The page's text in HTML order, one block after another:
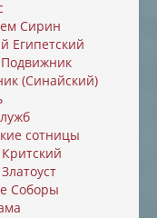
Сирин
Египетский
(Синайский)
сотницы
Соборы